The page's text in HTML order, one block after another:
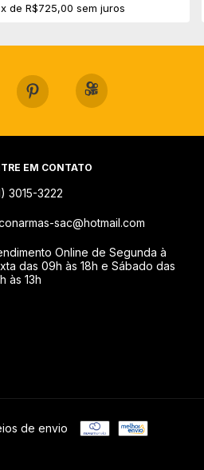
x de R$725,00 sem juros
EM CONTATO
3015-3222
sac@hotmail.com
Online de Segunda à
das 09h às 18h e Sábado das
às 13h
de envio